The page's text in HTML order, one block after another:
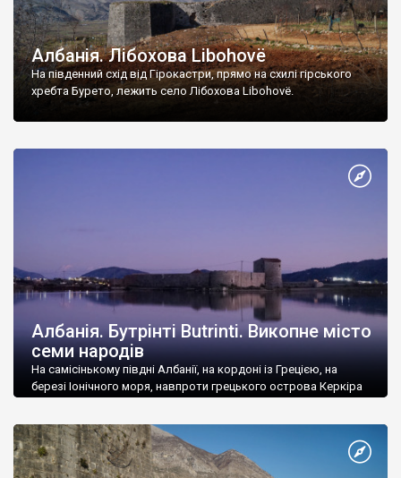
Албанія. Лібохова Libohovë
На південний схід від Гірокастри, прямо на схилі гірського
хребта Бурето, лежить село Лібохова Libohovë.
Албанія. Бутрінті Butrinti. Викопне місто
семи народів
На самісінькому півдні Албанії, на кордоні із Грецією, на
березі Іонічного моря, навпроти грецького острова Керкіра